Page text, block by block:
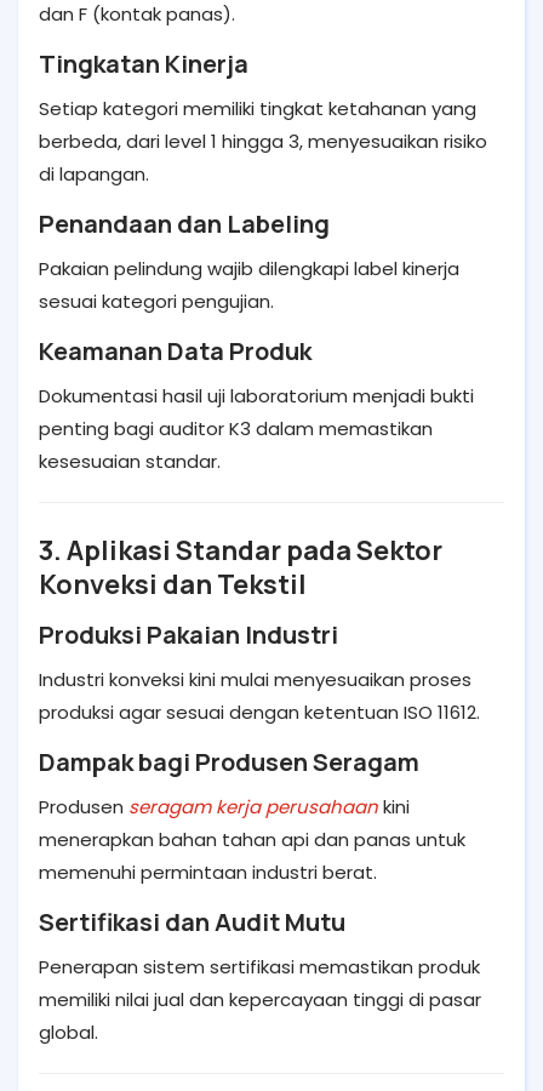
dan F (kontak panas).
Tingkatan Kinerja
Setiap kategori memiliki tingkat ketahanan yang
berbeda, dari level 1 hingga 3, menyesuaikan risiko
di lapangan.
Penandaan dan Labeling
Pakaian pelindung wajib dilengkapi label kinerja
sesuai kategori pengujian.
Keamanan Data Produk
Dokumentasi hasil uji laboratorium menjadi bukti
penting bagi auditor K3 dalam memastikan
kesesuaian standar.
3. Aplikasi Standar pada Sektor
Konveksi dan Tekstil
Produksi Pakaian Industri
Industri konveksi kini mulai menyesuaikan proses
produksi agar sesuai dengan ketentuan ISO 11612.
Dampak bagi Produsen Seragam
Produsen seragam kerja perusahaankini
menerapkan bahan tahan api dan panas untuk
memenuhi permintaan industri berat.
Sertifikasi dan Audit Mutu
Penerapan sistem sertifikasi memastikan produk
memiliki nilai jual dan kepercayaan tinggi di pasar
global.